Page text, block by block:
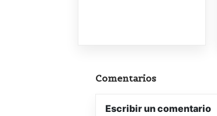
Comentarios
Escribir un comentario